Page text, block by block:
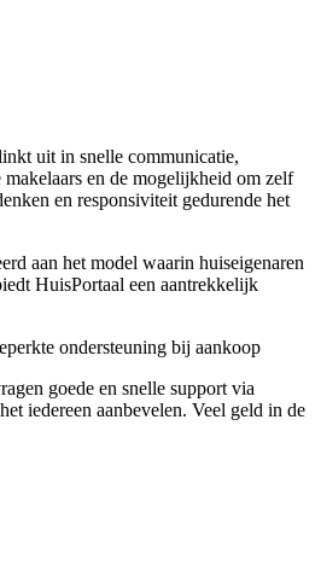
uit in snelle communicatie,
en de mogelijkheid om zelf
en responsiviteit gedurende het
aan het model waarin huiseigenaren
HuisPortaal een aantrekkelijk
ondersteuning bij aankoop
goede en snelle support via
iedereen aanbevelen. Veel geld in de